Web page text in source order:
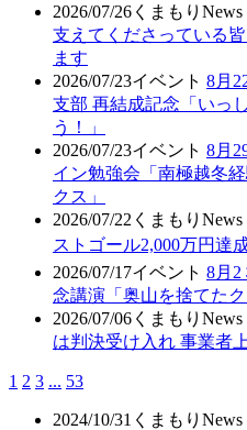
2026/07/26 くまもりNews
支えてくださっている
ます
2026/07/23イベント 8月
支部 再結成記念「いっ
う！」
2026/07/23イベント 8月
イン勉強会「南極越冬
クス」
2026/07/22 くまもりNews
ストゴール2,000万円達成
2026/07/17イベント 8月2
念講演「奥山を捨てた
2026/07/06 くまもりNews
は判決受け入れ 事業者
1 2 3 ... 53
2024/10/31 くまもりNews